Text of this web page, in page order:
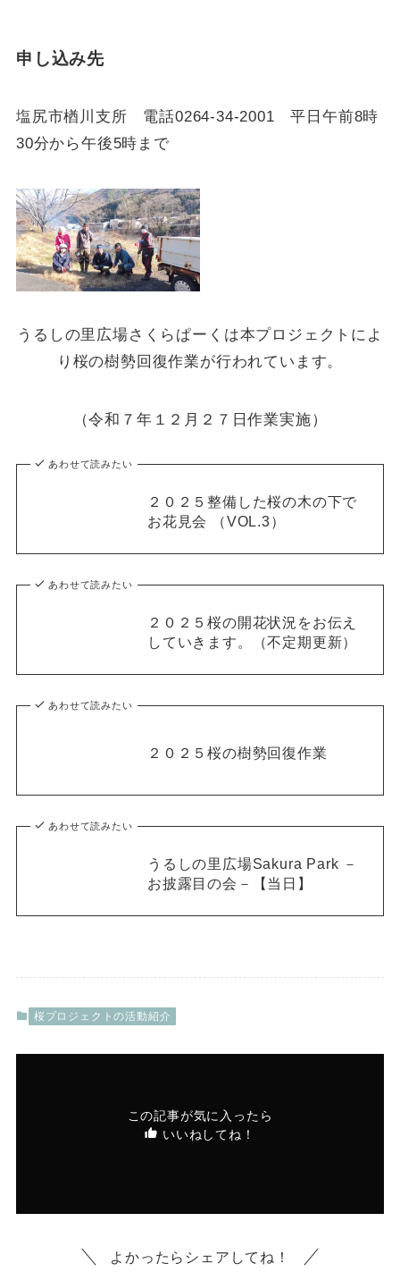
申し込み先
塩尻市楢川支所 電話0264-34-2001 平日午前8時
30分から午後5時まで
うるしの里広場さくらぱーくは本プロジェクトによ
り桜の樹勢回復作業が行われています。
（令和７年１２月２７日作業実施）
あわせて読みたい
２０２５整備した桜の木の下で
お花見会 （VOL.3）
あわせて読みたい
２０２５桜の開花状況をお伝え
していきます。（不定期更新）
あわせて読みたい
２０２５桜の樹勢回復作業
あわせて読みたい
うるしの里広場Sakura Park －
お披露目の会－【当日】
桜プロジェクトの活動紹介
この記事が気に入ったら
いいねしてね！
よかったらシェアしてね！